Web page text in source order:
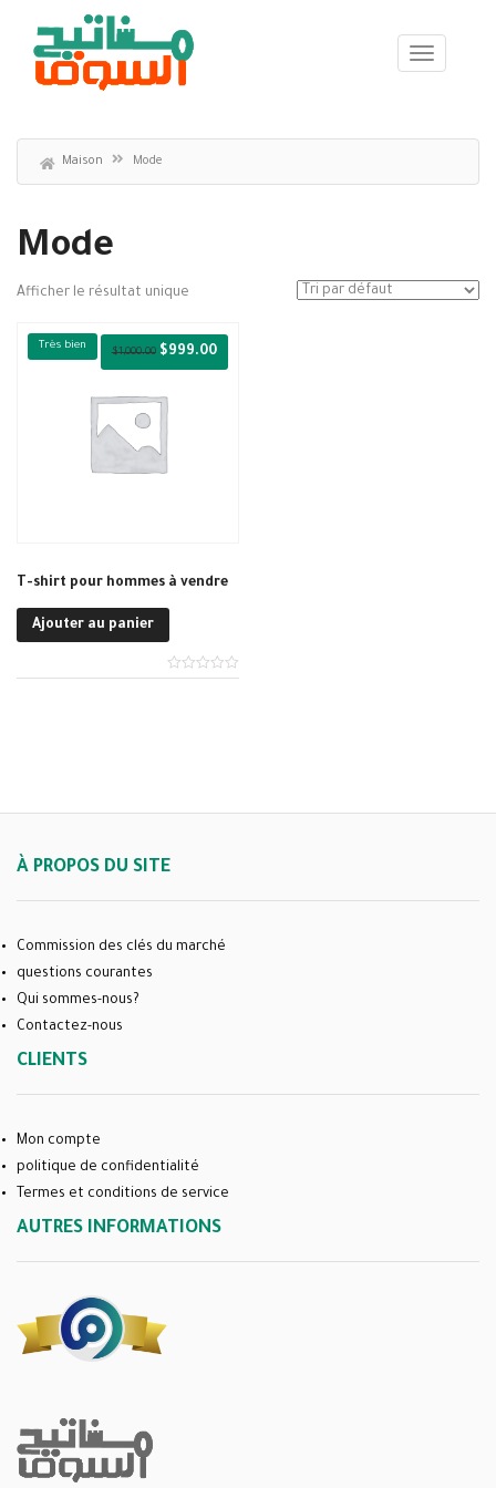
Maison Mode
Mode
Afficher le résultat unique
Très bien
T-shirt pour hommes à vendre
$1,000.00 $999.00
Ajouter au panier
À PROPOS DU SITE
Commission des clés du marché
questions courantes
Qui sommes-nous?
Contactez-nous
CLIENTS
Mon compte
politique de confidentialité
Termes et conditions de service
AUTRES INFORMATIONS